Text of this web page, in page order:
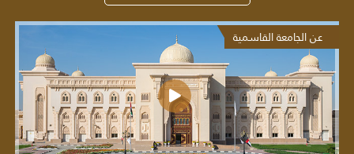
عن الجامعة القاسمية